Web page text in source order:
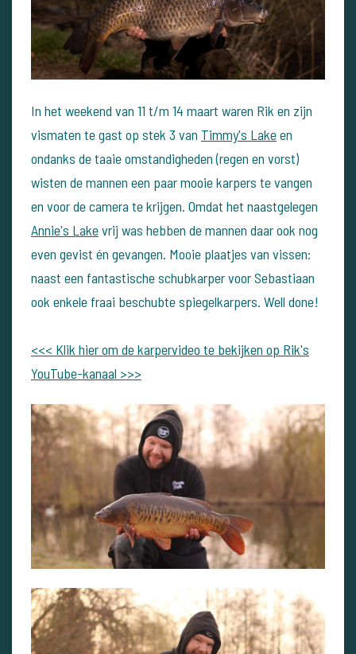
In het weekend van 11 t/m 14 maart waren Rik en zijn
vismaten te gast op stek 3 van Timmy's Lakeen
ondanks de taaie omstandigheden (regen en vorst)
wisten de mannen een paar mooie karpers te vangen
en voor de camera te krijgen. Omdat het naastgelegen
Annie's Lakevrij was hebben de mannen daar ook nog
even gevist én gevangen. Mooie plaatjes van vissen:
naast een fantastische schubkarper voor Sebastiaan
ook enkele fraai beschubte spiegelkarpers. Well done!
<<< Klik hier om de karpervideo te bekijken op Rik's
YouTube-kanaal >>>